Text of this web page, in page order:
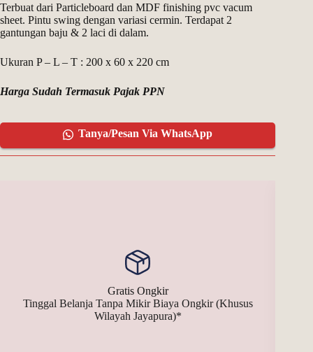
Terbuat dari Particleboard dan MDF finishing pvc vacum
sheet. Pintu swing dengan variasi cermin. Terdapat 2
gantungan baju & 2 laci di dalam.
Ukuran P – L – T : 200 x 60 x 220 cm
Harga Sudah Termasuk Pajak PPN
Tanya/Pesan Via WhatsApp
Gratis Ongkir
Tinggal Belanja Tanpa Mikir Biaya Ongkir (Khusus
Wilayah Jayapura)*